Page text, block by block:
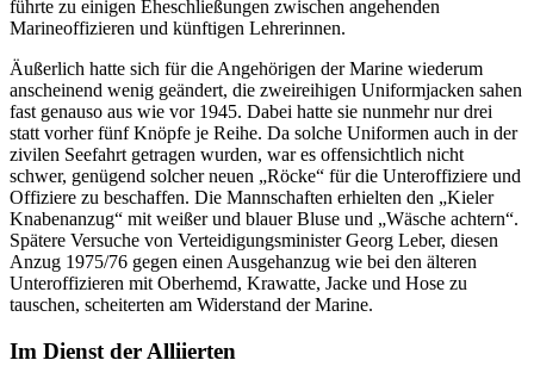
führte zu einigen Eheschließungen zwischen angehenden
Marineoffizieren und künftigen Lehrerinnen.
Äußerlich hatte sich für die Angehörigen der Marine wiederum
anscheinend wenig geändert, die zweireihigen Uniformjacken sahen
fast genauso aus wie vor 1945. Dabei hatte sie nunmehr nur drei
statt vorher fünf Knöpfe je Reihe. Da solche Uniformen auch in der
zivilen Seefahrt getragen wurden, wares offensichtlich nicht
schwer, genügend solcher neuen „Röcke“ für die Unteroffiziere und
Offiziere zu beschaffen. Die Mannschaften erhielten den „Kieler
Knabenanzug“ mit weißer und blauer Bluse und „Wäsche achtern“.
Spätere Versuche von Verteidigungsminister Georg Leber, diesen
Anzug 1975/76 gegen einen Ausgehanzug wie bei den älteren
Unteroffizieren mit Oberhemd, Krawatte, Jacke und Hose zu
tauschen, scheiterten am Widerstand der Marine.
Im Dienst der Alliierten